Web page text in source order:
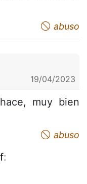
abuso
19/04/2023
muy bien
abuso
: